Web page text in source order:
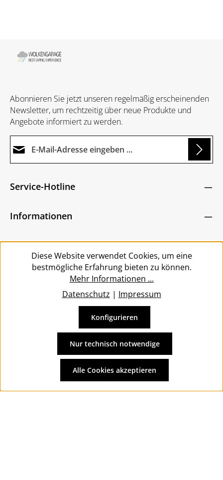
Abonnieren Sie jetzt unseren regelmäßig erscheinenden
Newsletter, um rechtzeitig über neue Produkte und
Angebote informiert zu werden.
Ich habe dieDatenschutzbestimmungen
bin mit ihnen einverstanden.
Zeichen ein*
Die mit einem Stern (*) markierten Felder sind
Service-Hotline
Informationen
Service
Vertrag widerrufen
und ggf. Nachnahmegebühren, wenn nicht anders
angegeben.
Diese Website verwendet Cookies, um eine
bestmögliche Erfahrung bieten zu können.
Mehr Informationen ...
Datenschutz | Impressum
Nur technisch notwendige
Konfigurieren
Alle Cookies akzeptieren